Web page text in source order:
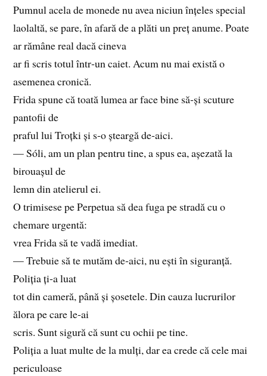
Pumnul acela de monede nu avea niciun înțeles special
laolaltă, se pare, în afară de a plăti un preț anume. Poate
ar rămâne real dacă cineva
ar fi scris totul într‑un caiet. Acum nu mai există o
asemenea cronică.
Frida spune că toată lumea ar face bine să‑și scuture
pantofii de
praful lui Troțki și s‑o șteargă de‑aici.
— Sóli, am un plan pentru tine, a spus ea, așezată la
birouașul de
lemn din atelierul ei.
O trimisese pe Perpetua să dea fuga pe stradă cu o
chemare urgentă:
vrea Frida să te vadă imediat.
— Trebuie să te mutăm de‑aici, nu ești în siguranță.
Poliția ți‑a luat
tot din cameră, până și șosetele. Din cauza lucrurilor
ălora pe care le‑ai
scris. Sunt sigură că sunt cu ochii pe tine.
Poliția a luat multe de la mulți, dar ea crede că cele mai
periculoase